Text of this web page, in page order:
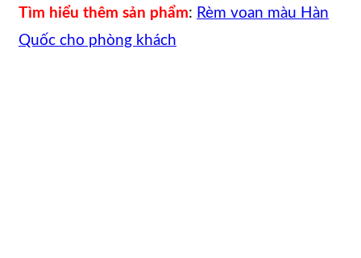
Tìm hiểu thêm sản phẩm: Rèm voan màu Hàn
Quốc cho phòng khách